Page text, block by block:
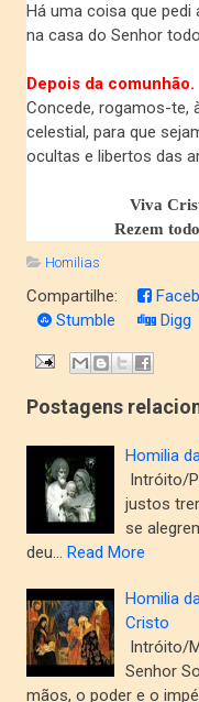
Há uma coisa que pedi
na casa do Senhor
Depois da comunhão.
Concede, rogamos-te,
celestial, para que
ocultas e libertos das
Viva
Rezem
Homilias
Compartilhe:
Stumble
Digg
Postagens
Homilia
Intróito/
justos
se
deu… Read More
Homilia
Cristo
Intróito/
Senhor
mãos, o poder e o